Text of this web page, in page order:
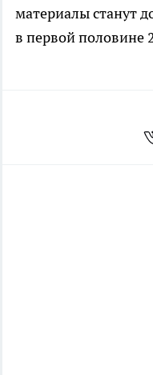
материалы станут
в первой половине